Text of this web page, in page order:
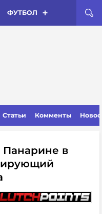
ФУТБОЛ
Статьи Комменты
в